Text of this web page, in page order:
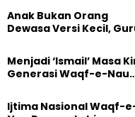
Anak Bukan Orang
Dewasa Versi Kecil,
Pendidikan BERLIAN
Menjadi ‘Ismail’ Masa
Generasi Waqf-e-Nau
Pengabdian
Ijtima Nasional Waqf-